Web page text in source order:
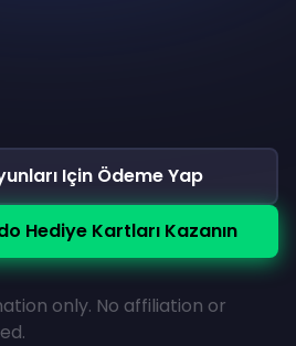
Için Ödeme Yap
Hediye Kartları Kazanın
only. No affiliation or